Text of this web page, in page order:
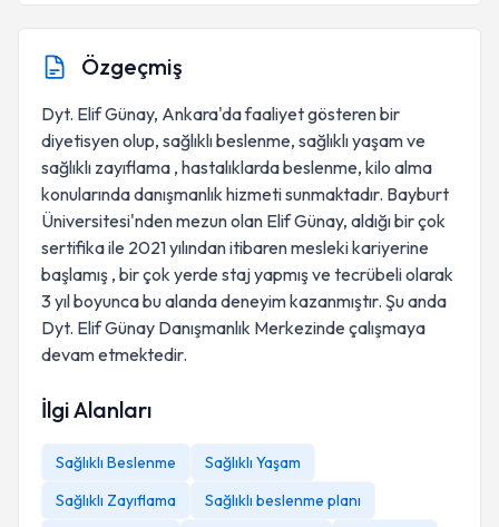
Özgeçmiş
Dyt. Elif Günay, Ankara'da faaliyet gösteren bir
diyetisyen olup, sağlıklı beslenme, sağlıklı yaşam ve
sağlıklı zayıflama , hastalıklarda beslenme, kilo alma
konularında danışmanlık hizmeti sunmaktadır. Bayburt
Üniversitesi'nden mezun olan Elif Günay, aldığı bir çok
sertifika ile 2021 yılından itibaren mesleki kariyerine
başlamış , bir çok yerde staj yapmış ve tecrübeli olarak
3 yıl boyunca bu alanda deneyim kazanmıştır. Şu anda
Dyt. Elif Günay Danışmanlık Merkezinde çalışmaya
devam etmektedir.
İlgi Alanları
Sağlıklı Beslenme
Sağlıklı Yaşam
Sağlıklı Zayıflama
Sağlıklı beslenme planı